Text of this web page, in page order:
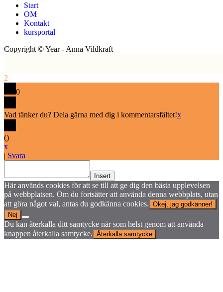
Start
OM
Kontakt
kursportal
Copyright ©Year- Anna Vildkraft
2
0
Vad tänker du? Dela gärna med dig i kommentarsfältet!x
()
x
| Svara
Insert
Här används cookies för att se till att ge dig den bästa upplevelsen
på webbplatsen. Om du fortsätter att använda denna webbplats, utan
att göra något val, antas du godkänna cookies. Okej, jag godkänner!
Nej
Du kan återkalla ditt samtycke när som helst genom att använda
knappen återkalla samtycke. Återkalla samtycke